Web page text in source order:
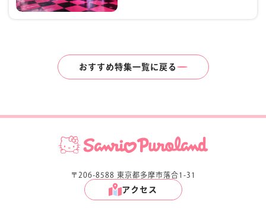
おすすめ特集一覧に戻る
〒206-8588 東京都多摩市落合1-31
アクセス